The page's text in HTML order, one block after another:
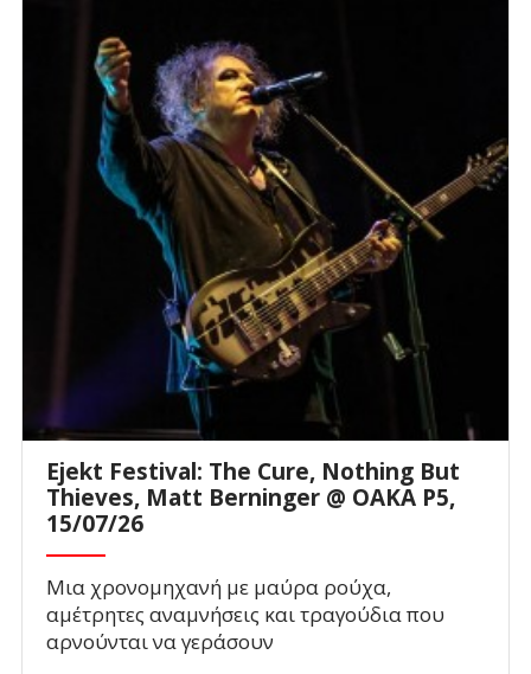
Ejekt Festival: The Cure, Nothing But
Thieves, Matt Berninger @ ΟΑΚΑ P5,
15/07/26
Μια χρονομηχανή με μαύρα ρούχα,
αμέτρητες αναμνήσεις και τραγούδια που
αρνούνται να γεράσουν